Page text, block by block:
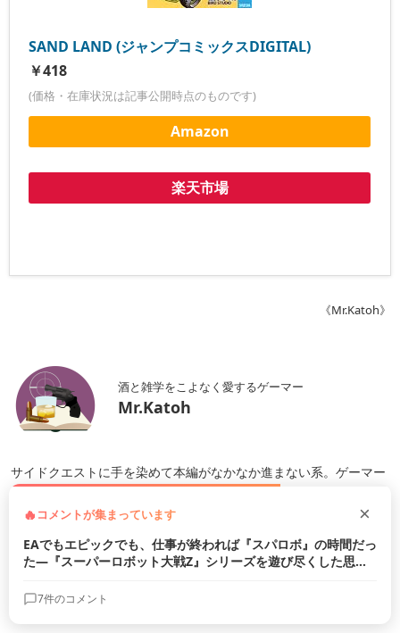
SAND LAND (ジャンプコミックスDIGITAL)
￥418
(価格・在庫状況は記事公開時点のものです)
Amazon
楽天市場
《Mr.Katoh》
酒と雑学をこよなく愛するゲーマー
Mr.Katoh
サイドクエストに手を染めて本編がなかなか進まない系。ゲーマー
幼少時から親の蔵書の影響でオカルト・都市伝説系に強い興味を持
つほか、大学で民俗学を学ぶ。ライター活動以前にはリカーショッ
バル、経営シミュレーション、育成シミュレーション、野球ゲーム
など。日々のニュース記事だけでなく、ゲームのレビューや趣味や
経歴を活かした特集記事なども掲載中。